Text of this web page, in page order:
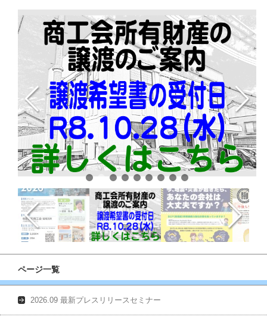
ページ一覧
2026.09 最新プレスリリースセミナー